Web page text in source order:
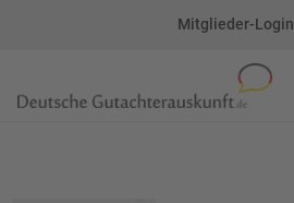
Mitglieder-Login